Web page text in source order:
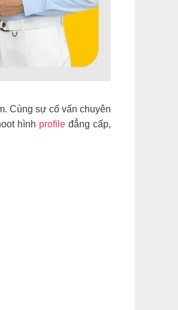
Cùng sự cố vấn chuyên
hình profileđẳng cấp,